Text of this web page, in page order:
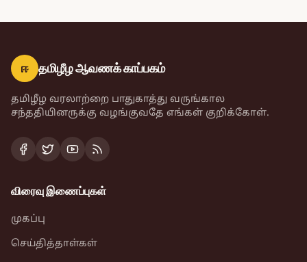
ஈ தமிழீழ ஆவணக் காப்பகம்
தமிழீழ வரலாற்றை பாதுகாத்து வருங்கால
சந்ததியினருக்கு வழங்குவதே எங்கள் குறிக்கோள்.
விரைவு இணைப்புகள்
முகப்பு
செய்தித்தாள்கள்